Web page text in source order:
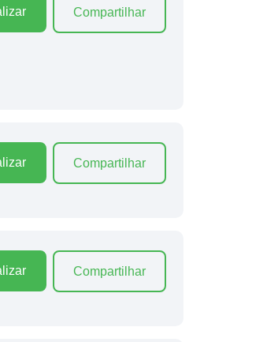
Compartilhar
Compartilhar
Compartilhar